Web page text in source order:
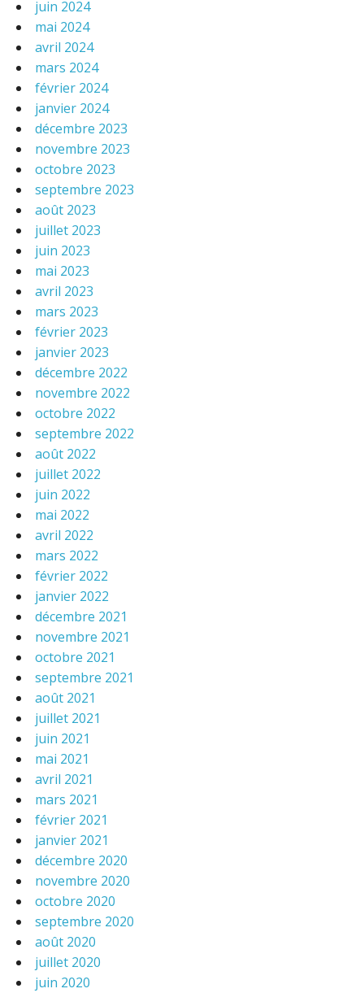
juin 2024
mai 2024
avril 2024
mars 2024
février 2024
janvier 2024
décembre 2023
novembre 2023
octobre 2023
septembre 2023
août 2023
juillet 2023
juin 2023
mai 2023
avril 2023
mars 2023
février 2023
janvier 2023
décembre 2022
novembre 2022
octobre 2022
septembre 2022
août 2022
juillet 2022
juin 2022
mai 2022
avril 2022
mars 2022
février 2022
janvier 2022
décembre 2021
novembre 2021
octobre 2021
septembre 2021
août 2021
juillet 2021
juin 2021
mai 2021
avril 2021
mars 2021
février 2021
janvier 2021
décembre 2020
novembre 2020
octobre 2020
septembre 2020
août 2020
juillet 2020
juin 2020